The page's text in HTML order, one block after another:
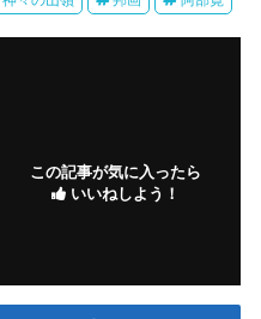
この記事が気に入ったら
いいねしよう！